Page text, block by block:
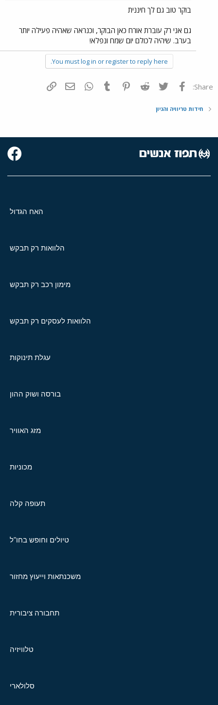
בוקר טוב גם לך חיננית
גם אני רק עוברת אורח כאן הבוקר, וכנראה שאהיה פעילה יותר
בערב. שיהיה לכולם יום שמח ונפלא!
You must log in or register to reply here.
Share: פייסבוק Twitter
Reddit
Pinterest
Tumblr
WhatsAppדואר אלקטרוני
חידות טריוויה והגיון
האח הגדול
הלוואות רק תבקש
מימון רכב רק תבקש
הלוואות לעסקים רק תבקש
עגלת תינוקות
בורסה ושוק ההון
מזג האוויר
מכוניות
תעופה קלה
טיולים וחופש בחו"ל
משכנתאות וייעוץ מחזור
תחבורה ציבורית
טלוויזיה
סלולארי